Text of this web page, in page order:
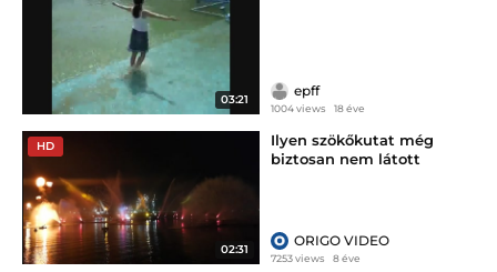
03:21
epff
1004 views 18 éve
HD
02:31
Ilyen szökőkutat még
biztosan nem látott
ORIGO VIDEO
7253 views 8 éve